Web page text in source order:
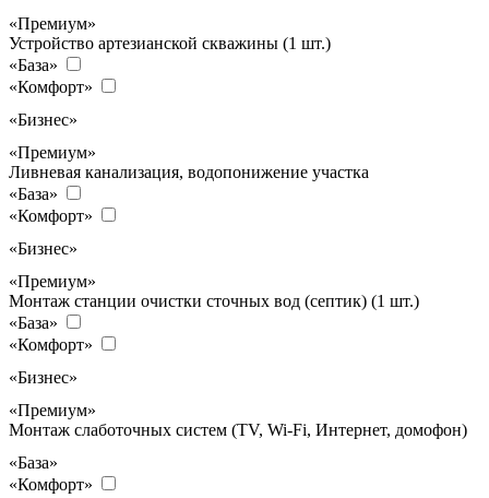
«Премиум»
Устройство артезианской скважины (1 шт.)
«База»
«Комфорт»
«Бизнес»
«Премиум»
Ливневая канализация, водопонижение участка
«База»
«Комфорт»
«Бизнес»
«Премиум»
Монтаж станции очистки сточных вод (септик) (1 шт.)
«База»
«Комфорт»
«Бизнес»
«Премиум»
Монтаж слаботочных систем (TV, Wi-Fi, Интернет, домофон)
«База»
«Комфорт»